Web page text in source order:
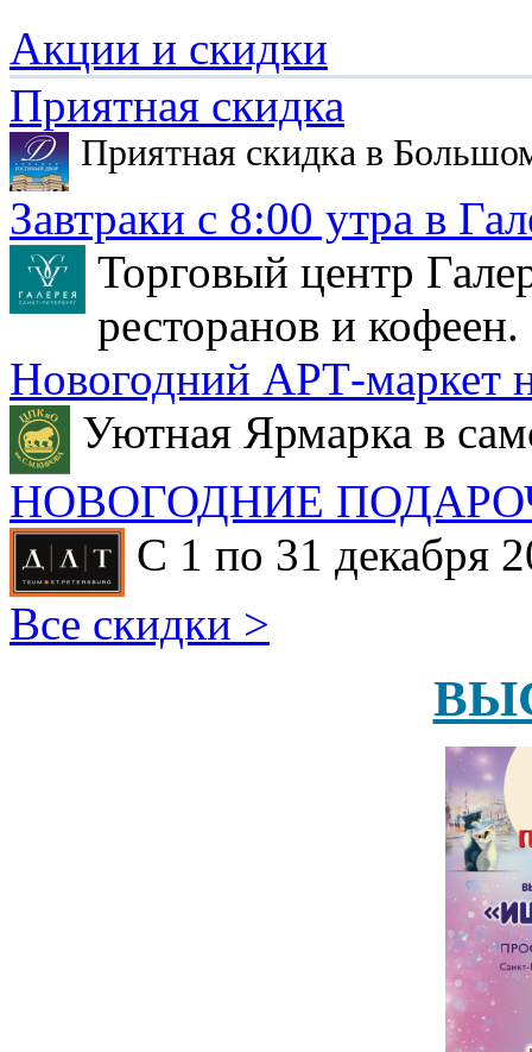
Акции и скидки
Приятная скидка
Приятная скидка в
Завтраки с 8:00 утра в
Торговый центр
ресторанов и кофеен.
Новогодний АРТ-маркет
Уютная Ярмарка в
НОВОГОДНИЕ
С 1 по 31 декабря
Все скидки >